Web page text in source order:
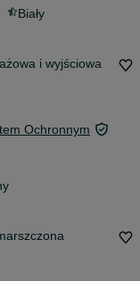
Biały
i wyjściowa
Ochronnym